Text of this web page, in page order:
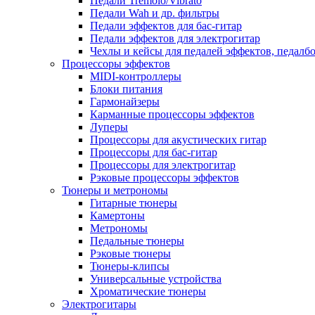
Педали Wah и др. фильтры
Педали эффектов для бас-гитар
Педали эффектов для электрогитар
Чехлы и кейсы для педалей эффектов,
Процессоры эффектов
MIDI-контроллеры
Блоки питания
Гармонайзеры
Карманные процессоры эффектов
Луперы
Процессоры для акустических гитар
Процессоры для бас-гитар
Процессоры для электрогитар
Рэковые процессоры эффектов
Тюнеры и метрономы
Гитарные тюнеры
Камертоны
Метрономы
Педальные тюнеры
Рэковые тюнеры
Тюнеры-клипсы
Универсальные устройства
Хроматические тюнеры
Электрогитары